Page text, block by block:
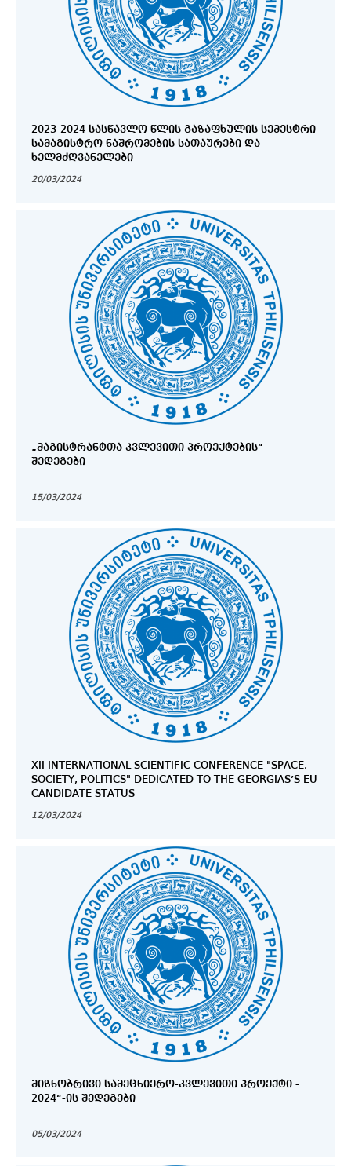
2023-2024 ᲡᲐᲡᲬᲐᲕᲚᲝ ᲬᲚᲘᲡ ᲒᲐᲖᲐᲤᲮᲣᲚᲘᲡ ᲡᲔᲛᲔᲡᲢᲠᲘ
ᲡᲐᲛᲐᲒᲘᲡᲢᲠᲝ ᲜᲐᲨᲠᲝᲛᲔᲑᲘᲡ ᲡᲐᲗᲐᲣᲠᲔᲑᲘ ᲓᲐ
ᲮᲔᲚᲛᲫᲦᲕᲐᲜᲔᲚᲔᲑᲘ
20/03/2024
„ᲛᲐᲒᲘᲡᲢᲠᲐᲜᲢᲗᲐ ᲙᲕᲚᲔᲕᲘᲗᲘ ᲞᲠᲝᲔᲥᲢᲔᲑᲘᲡ“
ᲨᲔᲓᲔᲒᲔᲑᲘ
15/03/2024
XII INTERNATIONAL SCIENTIFIC CONFERENCE "SPACE,
SOCIETY, POLITICS" DEDICATED TO THE GEORGIAS’S EU
CANDIDATE STATUS
12/03/2024
ᲛᲘᲖᲜᲝᲑᲠᲘᲕᲘ ᲡᲐᲛᲔᲪᲜᲘᲔᲠᲝ-ᲙᲕᲚᲔᲕᲘᲗᲘ ᲞᲠᲝᲔᲥᲢᲘ -
2024“-ᲘᲡ ᲨᲔᲓᲔᲒᲔᲑᲘ
05/03/2024